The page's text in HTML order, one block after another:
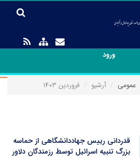
ورود
عمومی آرشیو فروردین ۱۴۰۳
قدردانی رییس جهاددانشگاهی از حماسه
بزرگ تنبیه اسرائیل توسط رزمندگان دلاور